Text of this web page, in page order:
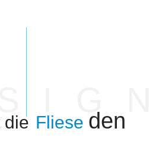
die Fliese den